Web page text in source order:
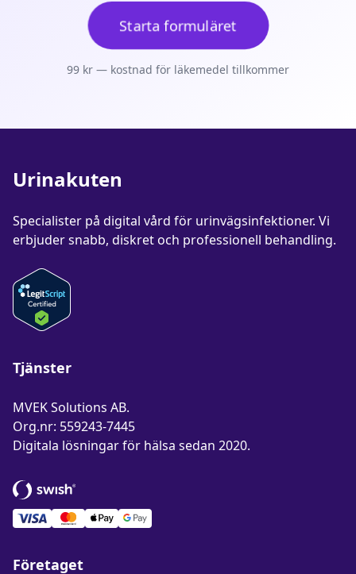
Starta formuläret
99 kr — kostnad för läkemedel tillkommer
Urinakuten
Specialister på digital vård för urinvägsinfektioner. Vi
erbjuder snabb, diskret och professionell behandling.
Tjänster
MVEK Solutions AB.
Org.nr: 559243-7445
Digitala lösningar för hälsa sedan 2020.
Betala med Swish
Företaget